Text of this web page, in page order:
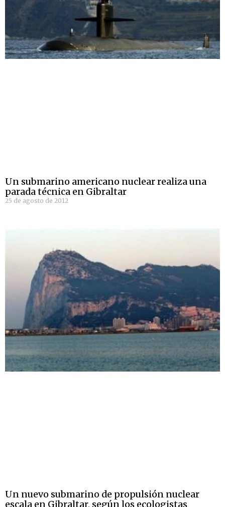
Un submarino americano nuclear realiza una
parada técnica en Gibraltar
25 de agosto de 2012
Un nuevo submarino de propulsión nuclear
escala en Gibraltar, según los ecologistas